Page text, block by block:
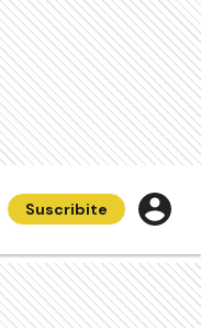
Suscribite